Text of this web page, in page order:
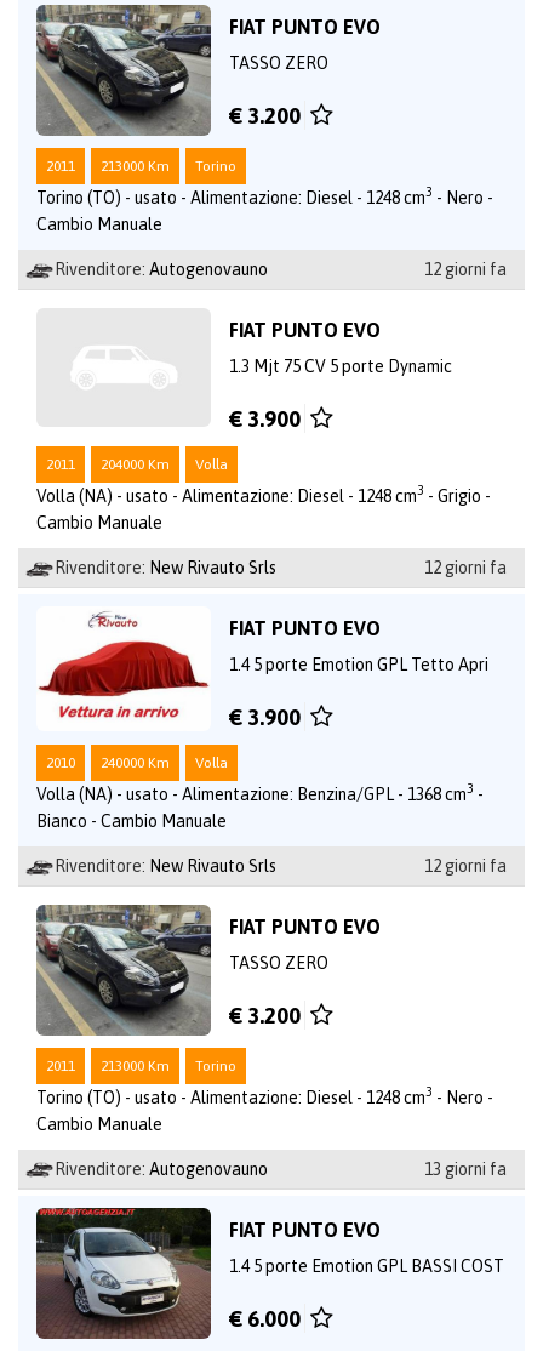
FIAT PUNTO EVO
TASSO ZERO
€ 3.200
2011 213000 Km Torino
Torino (TO) - usato - Alimentazione: Diesel - 1248 cm3 - Nero -
Cambio Manuale
Rivenditore: Autogenovauno 12 giorni fa
FIAT PUNTO EVO
1.3 Mjt 75 CV 5 porte Dynamic
€ 3.900
2011 204000 Km Volla
Volla (NA) - usato - Alimentazione: Diesel - 1248 cm3 - Grigio -
Cambio Manuale
Rivenditore: New Rivauto Srls 12 giorni fa
FIAT PUNTO EVO
1.4 5 porte Emotion GPL Tetto Apri
€ 3.900
2010 240000 Km Volla
Volla (NA) - usato - Alimentazione: Benzina/GPL - 1368 cm3 -
Bianco - Cambio Manuale
Rivenditore: New Rivauto Srls 12 giorni fa
FIAT PUNTO EVO
TASSO ZERO
€ 3.200
2011 213000 Km Torino
Torino (TO) - usato - Alimentazione: Diesel - 1248 cm3 - Nero -
Cambio Manuale
Rivenditore: Autogenovauno 13 giorni fa
FIAT PUNTO EVO
1.4 5 porte Emotion GPL BASSI COST
€ 6.000